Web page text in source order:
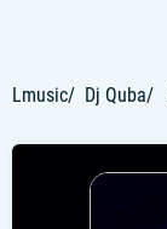
Lmusic Dj Quba